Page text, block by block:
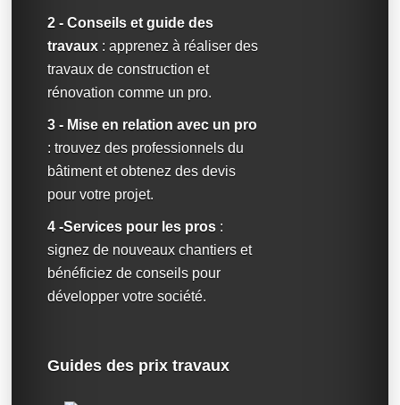
2 - Conseils et guide des
travaux : apprenez à réaliser des
travaux de construction et
rénovation comme un pro.
3 - Mise en relation avec un pro
: trouvez des professionnels du
bâtiment et obtenez des devis
pour votre projet.
4 -Services pour les pros :
signez de nouveaux chantiers et
bénéficiez de conseils pour
développer votre société.
Guides des prix travaux